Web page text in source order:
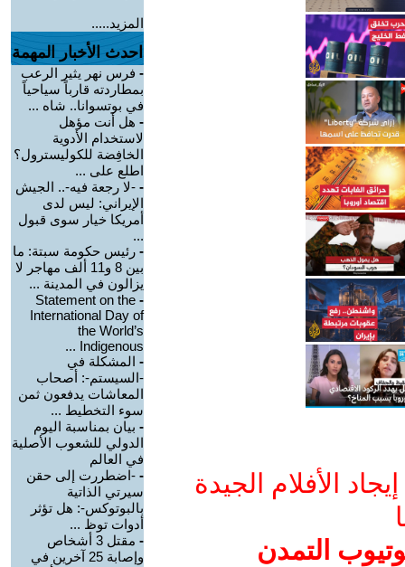
الأفلام الجيدة
التمدن
المزيد.....
احدث الأخبار المهمة
- فرس نهر يثير الرعب
بمطاردته قارباً سياحياً
في بوتسوانا.. شاه ...
- هل أنت مؤهل
لاستخدام الأدوية
الخافِضة للكوليسترول؟
اطلع على ...
- -لا رجعة فيه-.. الجيش
الإيراني: ليس لدى
أمريكا خيار سوى قبول
...
- رئيس حكومة سبتة: ما
بين 8 و11 ألف مهاجر لا
يزالون في المدينة ...
-
Statement on the
International Day of
the World’s
Indigenous ...
- المشكلة في
-السيستم-: أصحاب
المعاشات يدفعون ثمن
سوء التخطيط ...
- بيان بمناسبة اليوم
الدولي للشعوب الأصلية
في العالم
- -اضطررت إلى حقن
سيرتي الذاتية
بالبوتوكس-: هل تؤثر
أدوات توظ ...
-
مقتل 3 أشخاص
وإصابة 25 آخرين في